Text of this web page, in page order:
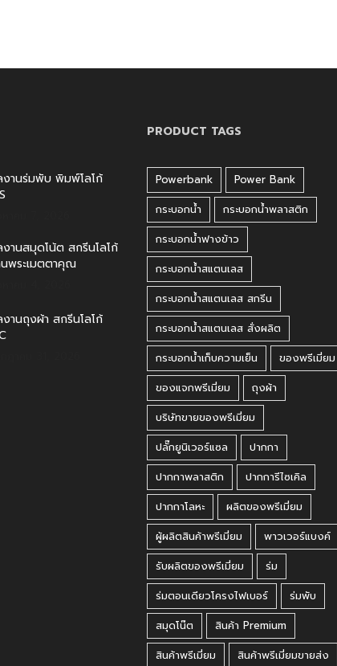
านร่มพับ พิมพ์โลโก้
านสมุดโน้ต สกรีนโลโก้
พระเมตตาคุณ
านถุงผ้า สกรีนโลโก้
PRODUCT TAGS
Powerbank
Power Bank
กระบอกน้ำ
กระบอกน้ำพลาสติก
กระบอกน้ำฟางข้าว
กระบอกน้ำสแตนเลส
กระบอกน้ำสแตนเลส สกรีน
กระบอกน้ำสแตนเลส สั่งผลิต
กระบอกน้ำเก็บความเย็น
ของพรีเมี่ยม
ของแจกพรีเมี่ยม
ถุงผ้า
บริษัทขายของพรีเมี่ยม
ปลั๊กยูนิเวอร์แซล
ปากกา
ปากกาพลาสติก
ปากการีไซเคิล
ปากกาโลหะ
ผลิตของพรีเมี่ยม
ผู้ผลิตสินค้าพรีเมี่ยม
พาวเวอร์แบงค์
รับผลิตของพรีเมี่ยม
ร่ม
ร่มตอนเดียวโครงไฟเบอร์
ร่มพับ
สมุดโน๊ต
สินค้า Premium
สินค้าพรีเมี่ยม
สินค้าพรีเมี่ยมขายส่ง